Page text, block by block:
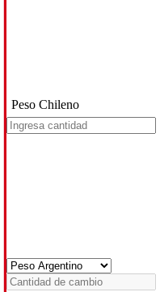
Peso Chileno